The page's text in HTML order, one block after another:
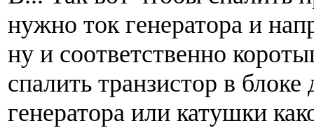
нужно ток генератора и
ну и соответственно
спалить транзистор в
генератора или катушки